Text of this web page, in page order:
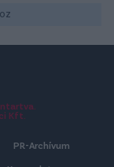
Kft.
PR-Archívum